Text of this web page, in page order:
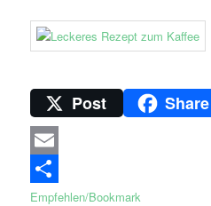
Post Share
Email
Empfehlen/Bookmark